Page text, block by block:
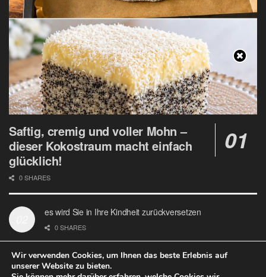
Saftig, cremig und voller Mohn –
dieser Kokostraum macht einfach
glücklich!
0 SHARES
es wird Sie in Ihre Kindheit zurückversetzen
0 SHARES
Wir verwenden Cookies, um Ihnen das beste Erlebnis auf
unserer Website zu bieten.